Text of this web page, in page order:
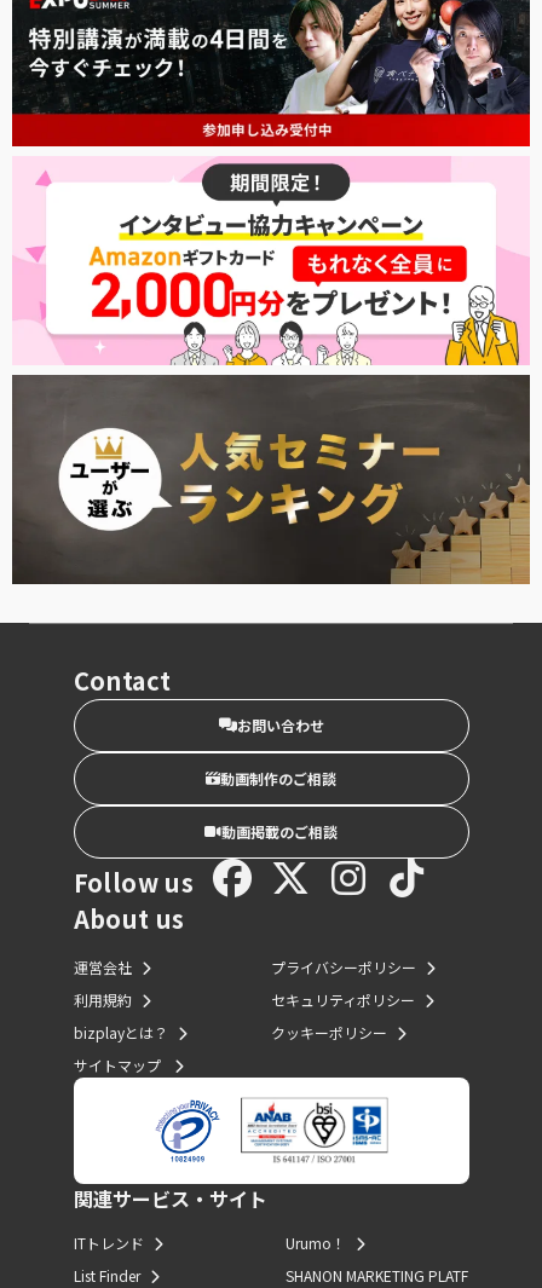
Contact
お問い合わせ
動画制作のご相談
動画掲載のご相談
Follow us
About us
運営会社
利用規約
bizplayとは？
サイトマップ
プライバシーポリシー
セキュリティポリシー
クッキーポリシー
関連サービス・サイト
ITトレンド
List Finder
Urumo！
SHANON MARKETING PLATF